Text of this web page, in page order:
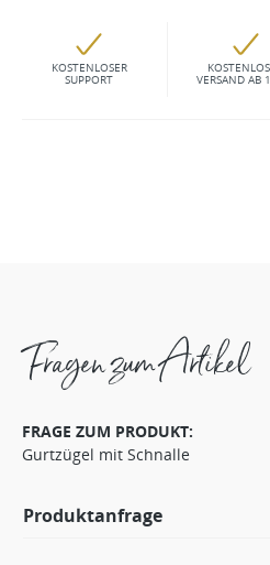
KOSTENLOSER
SUPPORT VERSAND AB
Fragen zum Artikel
FRAGE ZUM PRODUKT:
Gurtzügel mit Schnalle
Produktanfrage